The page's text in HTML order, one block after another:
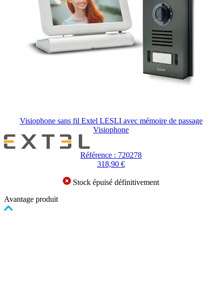
Visiophone sans fil Extel LESLI avec mémoire de passage
Visiophone
Référence : 720278
318,90 €
Stock épuisé définitivement
Avantage produit